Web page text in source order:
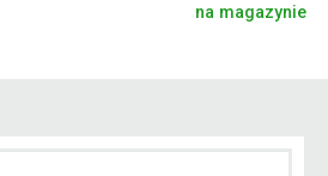
na magazynie